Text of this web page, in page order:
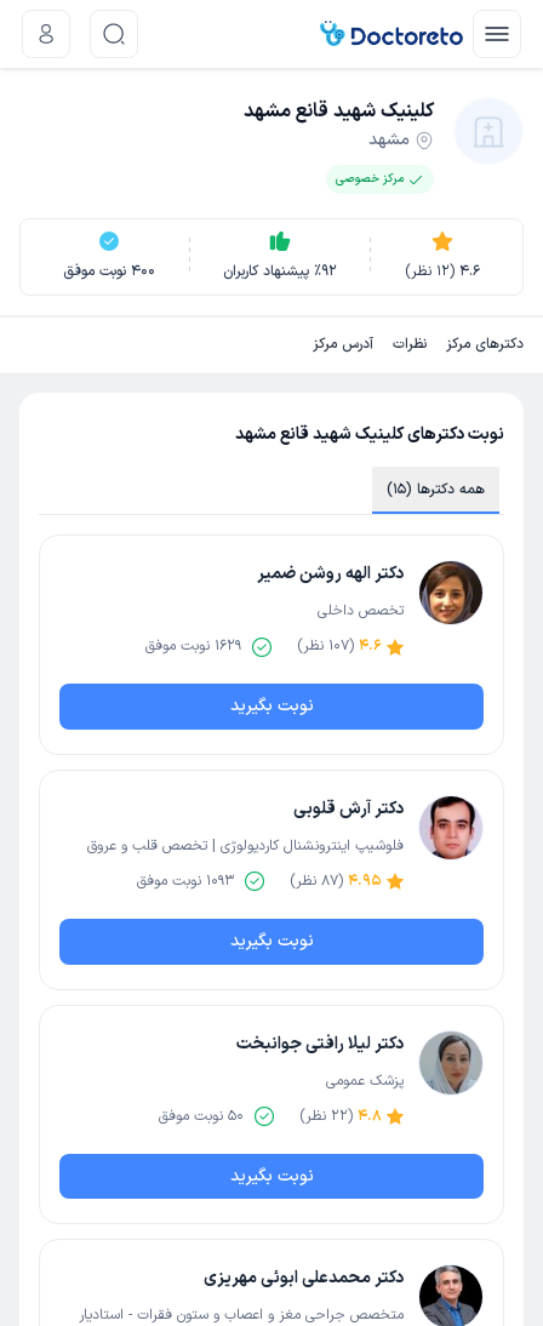
کلینیک شهید قانع مشهد
مشهد
مرکز خصوصی
4.6
(
12 نظر) ٪92 پیشنهاد کاربران 400 نوبت موفق
دکترهای مرکز نظرات آدرس مرکز
نوبت دکترهای کلینیک شهید قانع مشهد
همه دکترها (15)
دکتر الهه روشن ضمیر
تخصص داخلی
4.6
(
107 نظر) 1629 نوبت موفق
نوبت بگیرید
دکتر آرش قلوبی
فلوشیپ اینترونشنال کاردیولوژی | تخصص قلب و عروق
4.95
(
87 نظر) 1093 نوبت موفق
نوبت بگیرید
دکتر لیلا رافتی جوانبخت
پزشک عمومی
4.8
(
22 نظر) 50 نوبت موفق
نوبت بگیرید
دکتر محمدعلی ابوئی مهریزی
متخصص جراحی مغز و اعصاب و ستون فقرات - استادیار